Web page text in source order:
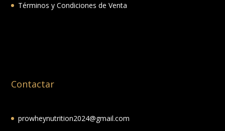
Términos y Condiciones de Venta
Contactar
prowheynutrition2024@gmail.com